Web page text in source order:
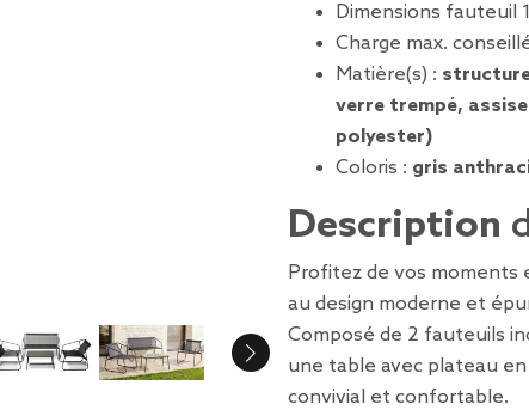
Dimensions fauteuil
Charge max.
Matière(s) :
verre trempé,
polyester)
Coloris : gris
Description
Profitez de vos moments
au design moderne et
Composé de 2 fauteuils
une table avec plateau
convivial et confortable.